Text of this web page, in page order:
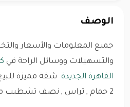
الوصف
جميع المعلومات والأسعار
والتسهيلات ووسائل الراحة في
القاهرة الجديدة
2 حمام , تراس , نصف تشطيب من